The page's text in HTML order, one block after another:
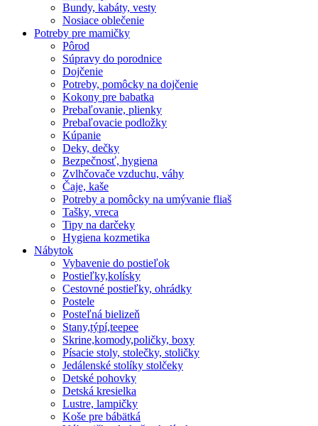
Bundy, kabáty, vesty
Nosiace oblečenie
Potreby pre mamičky
Pôrod
Súpravy do porodnice
Dojčenie
Potreby, pomôcky na dojčenie
Kokony pre babatka
Prebaľovanie, plienky
Prebaľovacie podložky
Kúpanie
Deky, dečky
Bezpečnosť, hygiena
Zvlhčovače vzduchu, váhy
Čaje, kaše
Potreby a pomôcky na umývanie fliaš
Tašky, vreca
Tipy na darčeky
Hygiena kozmetika
Nábytok
Vybavenie do postieľok
Postieľky,kolísky
Cestovné postieľky, ohrádky
Postele
Posteľná bielizeň
Stany,týpí,teepee
Skrine,komody,poličky, boxy
Písacie stoly, stolečky, stoličky
Jedálenské stolíky stolčeky
Detské pohovky
Detská kresielka
Lustre, lampičky
Koše pre bábätká